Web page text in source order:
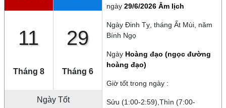
11
Tháng 8
29
Tháng 6
Ngày Tốt
ngày 29/6/2026 Âm lịch
Ngày Đinh Tỵ , tháng Ất Mùi , năm
Bính Ngọ
Ngày Hoàng đạo (ngọc đường
hoàng đạo)
Giờ tốt trong ngày :
Sửu (1:00-2:59),Thìn (7:00-